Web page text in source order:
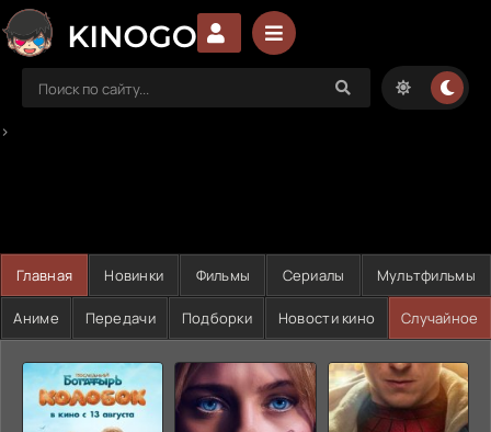
>
Главная Новинки Фильмы Сериалы Мультфильмы
Аниме Передачи Подборки Новости кино Случайное